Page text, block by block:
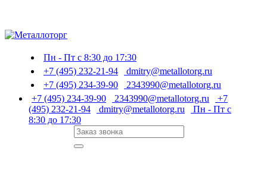
Пн - Пт с 8:30 до 17:30
+7 (495) 232-21-94
dmitry@metallotorg.ru
+7 (495) 234-39-90
2343990@metallotorg.ru
+7 (495) 234-39-90
2343990@metallotorg.ru
+7
(495) 232-21-94
dmitry@metallotorg.ru
Пн - Пт с
8:30 до 17:30